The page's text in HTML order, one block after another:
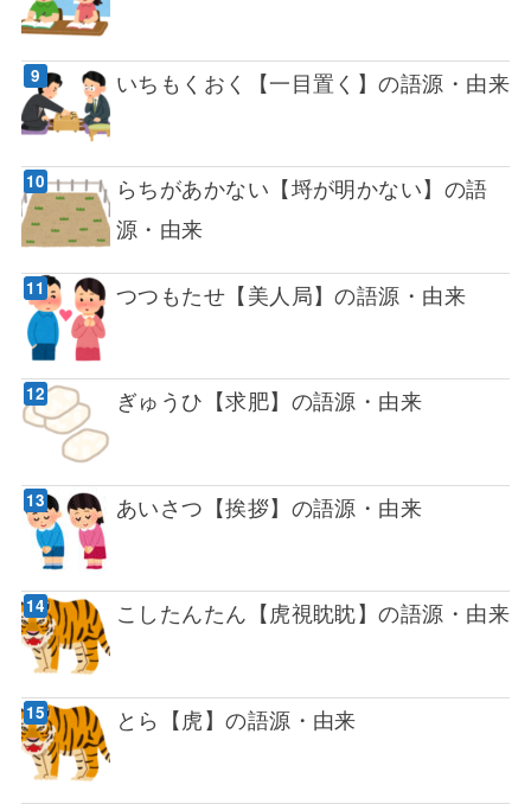
いちもくおく【一目置く】の語源・由来
らちがあかない【埒が明かない】の語
源・由来
つつもたせ【美人局】の語源・由来
ぎゅうひ【求肥】の語源・由来
あいさつ【挨拶】の語源・由来
こしたんたん【虎視眈眈】の語源・由来
とら【虎】の語源・由来